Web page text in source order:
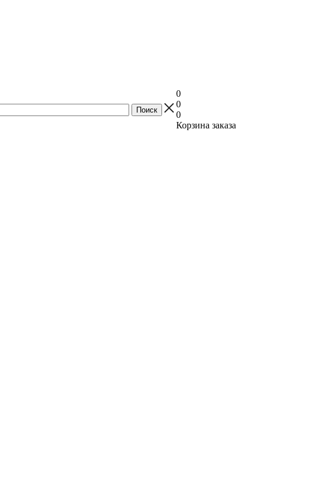
0
0
0
Корзина заказа